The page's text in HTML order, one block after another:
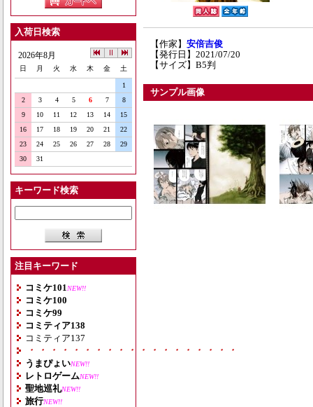
入荷日検索
2026年8月
日 月 火 水 木 金 土
1
2
3 4 5 6 7
8
9
10 11 12 13 14
15
16
17 18 19 20 21
22
23
24 25 26 27 28
29
30
31
キーワード検索
注目キーワード
コミケ101 NEW!!
コミケ100
コミケ99
コミティア138
コミティア137
・・・・・・・・・・・・・・・・・・・
うまぴょいNEW!!
レトロゲームNEW!!
聖地巡礼NEW!!
旅行NEW!!
【作家】 安倍吉俊
【発行日】2021/07/20
【サイズ】B5判
サンプル画像